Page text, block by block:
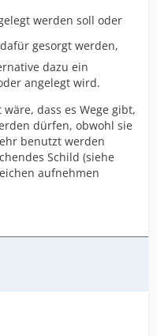
werden soll oder
gesorgt werden,
dazu ein
angelegt wird.
dass es Wege gibt,
dürfen, obwohl sie
benutzt werden
Schild (siehe
aufnehmen